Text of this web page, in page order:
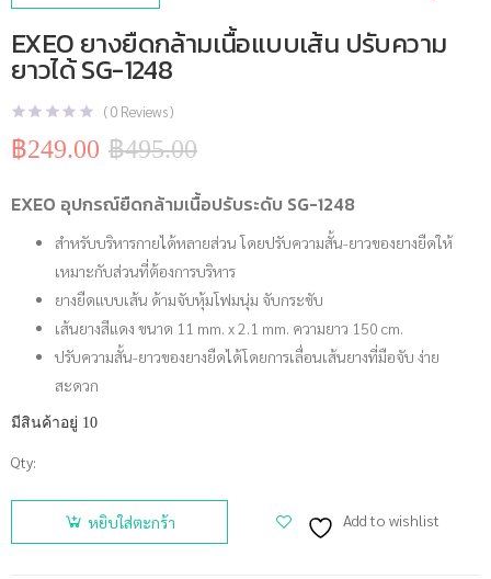
EXEO ยางยืดกล้ามเนื้อแบบเส้น ปรับความ
ยาวได้ SG-1248
(0 Reviews )
฿495.00
Original
฿495.00.
฿249.00
Current
฿249.00.
EXEO อุปกรณ์ยืดกล้ามเนื้อปรับระดับ SG-1248
สำหรับบริหารกายได้หลายส่วน โดยปรับความสั้น-ยาวของยางยืดให้
เหมาะกับส่วนที่ต้องการบริหาร
ยางยืดแบบเส้น ด้ามจับหุ้มโฟมนุ่ม จับกระชับ
เส้นยางสีแดง ขนาด 11 mm. x 2.1 mm. ความยาว 150 cm.
ปรับความสั้น-ยาวของยางยืดได้โดยการเลื่อนเส้นยางที่มือจับ ง่าย
สะดวก
มีสินค้าอยู่ 10
Qty:
จำนวน
EXEO ยาง
หยิบใส่ตะกร้า Add to wishlist